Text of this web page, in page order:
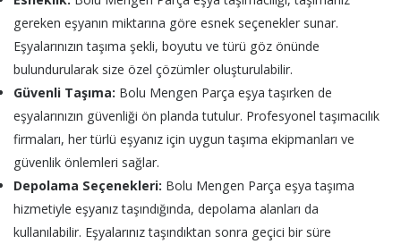
gereken eşyanın miktarına göre esnek seçenekler sunar.
Eşyalarınızın taşıma şekli, boyutu ve türü göz önünde
bulundurularak size özel çözümler oluşturulabilir.
Güvenli Taşıma: Bolu Mengen Parça eşya taşırken de
eşyalarınızın güvenliği ön planda tutulur. Profesyonel taşımacılık
firmaları, her türlü eşyanız için uygun taşıma ekipmanları ve
güvenlik önlemleri sağlar.
Depolama Seçenekleri: Bolu Mengen Parça eşya taşıma
hizmetiyle eşyanız taşındığında, depolama alanları da
kullanılabilir. Eşyalarınız taşındıktan sonra geçici bir süre